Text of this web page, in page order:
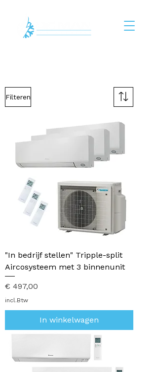
Filteren
"In bedrijf stellen" Tripple-split
Aircosysteem met 3 binnenunit
Prijs
€ 497,00
incl.Btw
In winkelwagen